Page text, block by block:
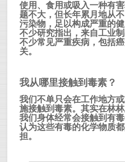
使用、食用或吸入一种有
题不大，但长年累月地从
污染物，足以构成严重的
不少研究指出，来自工业
不少常见严重疾病，包括
关。
我从哪里接触到毒素？
我们不单只会在工作地方
施接触到毒素。其实在林
我们身体经常会接触到有
认为这些有毒的化学物质
担。